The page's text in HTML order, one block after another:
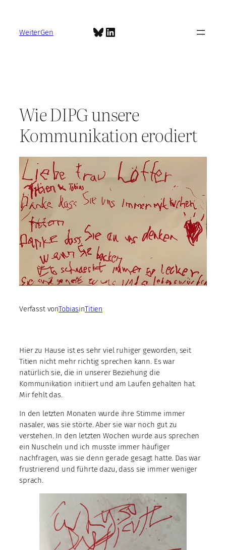
springen
WeiterGen Bluesky
LinkedIn
Wie DIPG unsere
Kommunikation erodiert
Verfasst vonTobiasinTitien
Hier zu Hause ist es sehr viel ruhiger geworden, seit
Titien nicht mehr richtig sprechen kann. Es war
natürlich sie, die in unserer Beziehung die
Kommunikation initiiert und am Laufen gehalten hat.
Mir fehlt das.
In den letzten Monaten wurde ihre Stimme immer
nasaler, was sie störte. Aber sie war noch gut zu
verstehen. In den letzten Wochen wurde aus sprechen
ein Nuscheln und ich musste immer häufiger
nachfragen, was sie denn gerade gesagt hatte. Das war
frustrierend und führte dazu, dass sie immer weniger
sprach.